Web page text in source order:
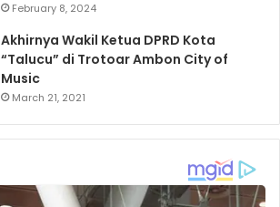
February 8, 2024
Akhirnya Wakil Ketua DPRD Kota
“Talucu” di Trotoar Ambon City of
Music
March 21, 2021